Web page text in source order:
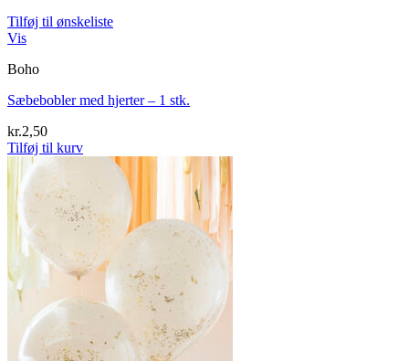
Tilføj til ønskeliste
Vis
Boho
Sæbebobler med hjerter – 1 stk.
kr.2,50
Tilføj til kurv